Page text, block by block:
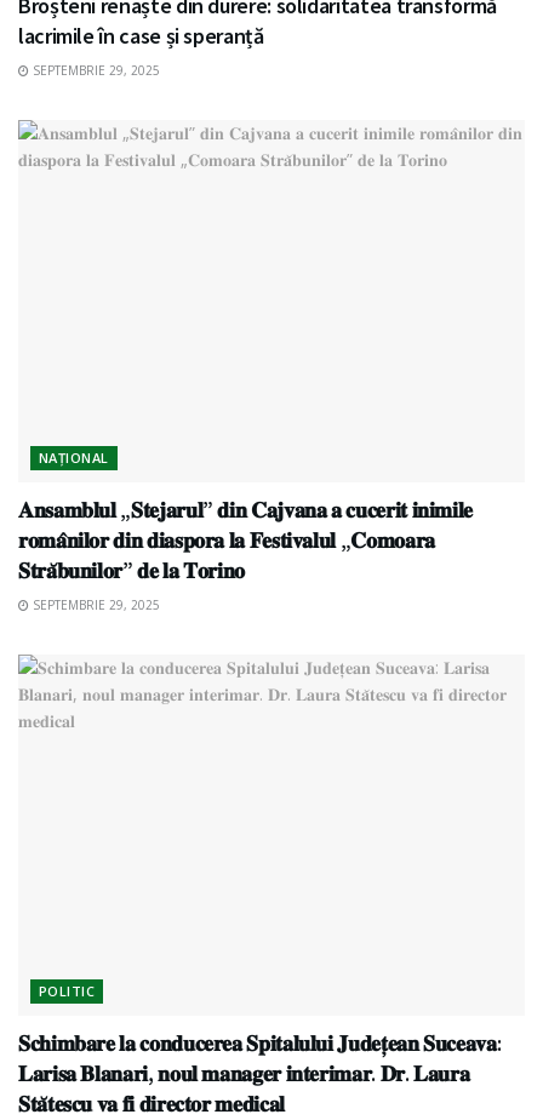
lacrimile în case și speranță
SEPTEMBRIE 29, 2025
NAȚIONAL
𝐀𝐧𝐬𝐚𝐦𝐛𝐥𝐮𝐥 „𝐒𝐭𝐞𝐣𝐚𝐫𝐮𝐥” 𝐝𝐢𝐧 𝐂𝐚𝐣𝐯𝐚𝐧𝐚 𝐚 𝐜𝐮𝐜𝐞𝐫𝐢𝐭 𝐢𝐧𝐢𝐦𝐢𝐥𝐞
𝐫𝐨𝐦𝐚̂𝐧𝐢𝐥𝐨𝐫 𝐝𝐢𝐧 𝐝𝐢𝐚𝐬𝐩𝐨𝐫𝐚 𝐥𝐚 𝐅𝐞𝐬𝐭𝐢𝐯𝐚𝐥𝐮𝐥 „𝐂𝐨𝐦𝐨𝐚𝐫𝐚
𝐒𝐭𝐫𝐚̆𝐛𝐮𝐧𝐢𝐥𝐨𝐫” 𝐝𝐞 𝐥𝐚 𝐓𝐨𝐫𝐢𝐧𝐨
SEPTEMBRIE 29, 2025
POLITIC
𝐒𝐜𝐡𝐢𝐦𝐛𝐚𝐫𝐞 𝐥𝐚 𝐜𝐨𝐧𝐝𝐮𝐜𝐞𝐫𝐞𝐚 𝐒𝐩𝐢𝐭𝐚𝐥𝐮𝐥𝐮𝐢 𝐉𝐮𝐝𝐞𝐭̦𝐞𝐚𝐧 𝐒𝐮𝐜𝐞𝐚𝐯𝐚:
𝐋𝐚𝐫𝐢𝐬𝐚 𝐁𝐥𝐚𝐧𝐚𝐫𝐢, 𝐧𝐨𝐮𝐥 𝐦𝐚𝐧𝐚𝐠𝐞𝐫 𝐢𝐧𝐭𝐞𝐫𝐢𝐦𝐚𝐫. 𝐃𝐫. 𝐋𝐚𝐮𝐫𝐚
𝐒𝐭𝐚̆𝐭𝐞𝐬𝐜𝐮 𝐯𝐚 𝐟𝐢 𝐝𝐢𝐫𝐞𝐜𝐭𝐨𝐫 𝐦𝐞𝐝𝐢𝐜𝐚𝐥